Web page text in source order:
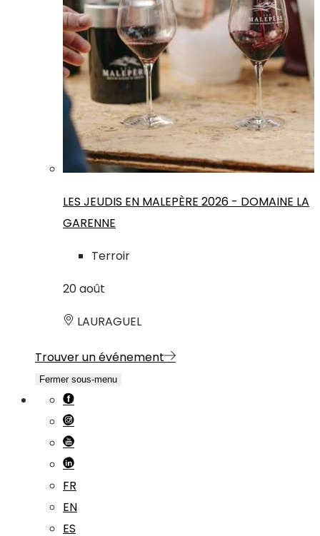
LES JEUDIS EN MALEPÈRE 2026 - DOMAINE LA
GARENNE
Terroir
20août
LAURAGUEL
Trouver un événement
Fermer sous-menu
FR
EN
ES